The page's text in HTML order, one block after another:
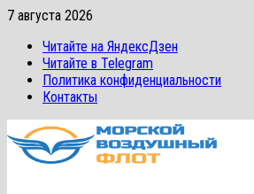
Перейти
содержимому
7 августа 2026
Читайте на ЯндексДзен
Читайте в Telegram
Политика конфиденциальности
Контакты